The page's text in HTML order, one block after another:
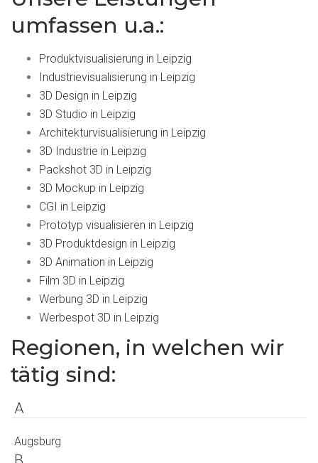
umfassen u.a.:
Produktvisualisierung in Leipzig
Industrievisualisierung in Leipzig
3D Design in Leipzig
3D Studio in Leipzig
Architekturvisualisierung in Leipzig
3D Industrie in Leipzig
Packshot 3D in Leipzig
3D Mockup in Leipzig
CGI in Leipzig
Prototyp visualisieren in Leipzig
3D Produktdesign in Leipzig
3D Animation in Leipzig
Film 3D in Leipzig
Werbung 3D in Leipzig
Werbespot 3D in Leipzig
Regionen, in welchen wir
tätig sind:
A
Augsburg